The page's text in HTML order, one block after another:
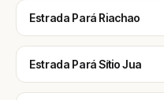
Estrada Pará Riachao
Estrada Pará Sítio Jua